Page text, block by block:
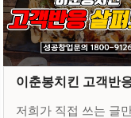
이춘봉치킨 고객반
저희가 직접 쓰는 글